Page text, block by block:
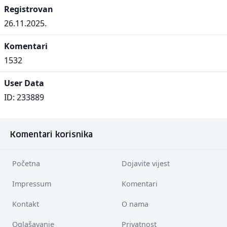
Registrovan
26.11.2025.
Komentari
1532
User Data
ID: 233889
Komentari korisnika
Početna Dojavite vijest
Impressum Komentari
Kontakt O nama
Oglašavanje Privatnost